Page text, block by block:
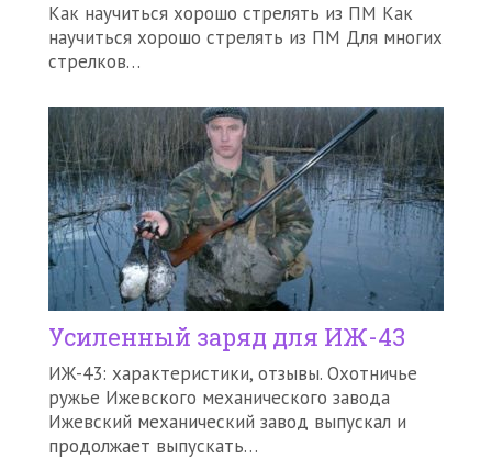
Как научиться хорошо стрелять из ПМ Как
научиться хорошо стрелять из ПМ Для многих
стрелков…
Усиленный заряд для ИЖ-43
ИЖ-43: характеристики, отзывы. Охотничье
ружье Ижевского механического завода
Ижевский механический завод выпускал и
продолжает выпускать…